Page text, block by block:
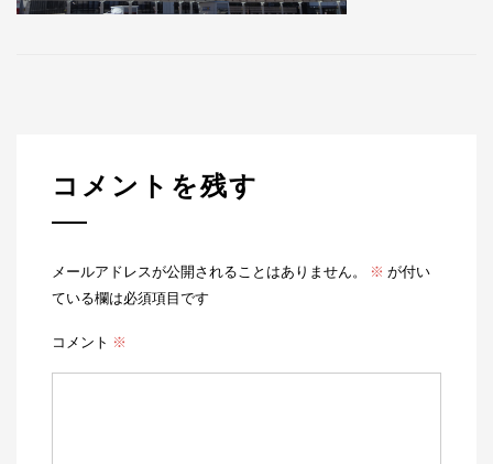
コメントを残す
メールアドレスが公開されることはありません。 ※ が付い
ている欄は必須項目です
コメント ※